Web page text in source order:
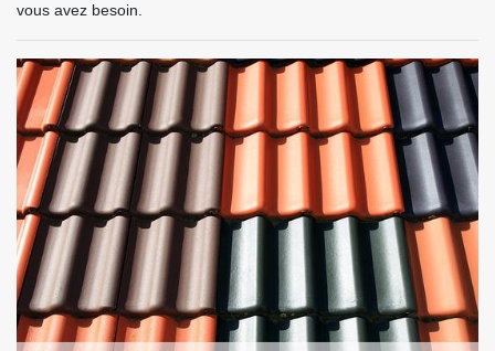
vous avez besoin.